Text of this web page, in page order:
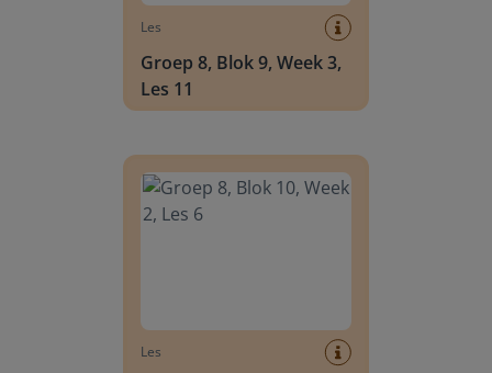
Les
Groep 8, Blok 9, Week 3,
Les 11
Les